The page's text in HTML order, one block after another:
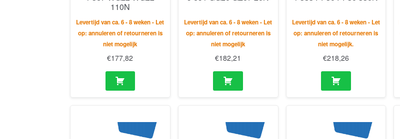
110N
Levertijd van ca. 6 - 8 weken - Let
op: annuleren of retourneren is
niet mogelijk
€177,82
Levertijd van ca. 6 - 8 weken - Let
op: annuleren of retourneren is
niet mogelijk
€182,21
Levertijd van ca. 6 - 8 weken - Let
op: annuleren of retourneren is
niet mogelijk.
€218,26